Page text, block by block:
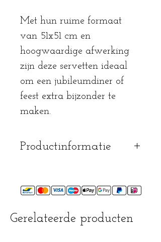
Met hun ruime formaat
van 51x51 cm en
hoogwaardige afwerking
zijn deze servetten ideaal
om een jubileumdiner of
feest extra bijzonder te
maken.
Productinformatie
worden
Gerelateerde producten